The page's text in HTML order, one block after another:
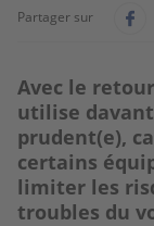
Partager sur
Avec le
utilise
prudent(e),
certains
limiter les
troubles du